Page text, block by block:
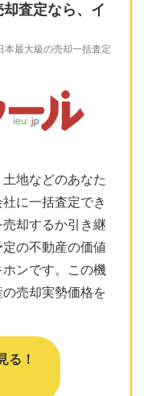
却査定なら、イ
本最大級の売却一括査定
地などのあなた
に一括査定でき
却するか引き継
の不動産の価値
ンです。この機
売却実勢価格を
る！